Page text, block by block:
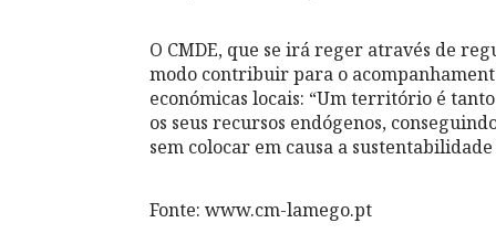
O CMDE, que se irá reger através de
modo contribuir para o
económicas locais: “Um território é
os seus recursos endógenos,
sem colocar em causa a
Fonte: www.cm-lamego.pt